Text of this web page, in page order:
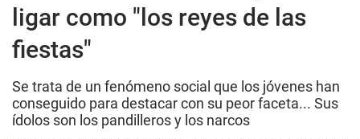
ligar como "los reyes de las
fiestas"
Se trata de un fenómeno social que los jóvenes han
conseguido para destacar con su peor faceta... Sus
ídolos son los pandilleros y los narcos